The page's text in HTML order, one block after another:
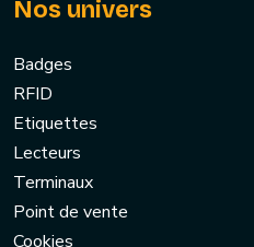
Nos univers
Badges
RFID
Etiquettes
Lecteurs
Terminaux
Point de vente
Cookies